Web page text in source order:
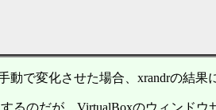
で変化させた場合、xrandrの結果
るのだが、VirtualBoxのウィンド